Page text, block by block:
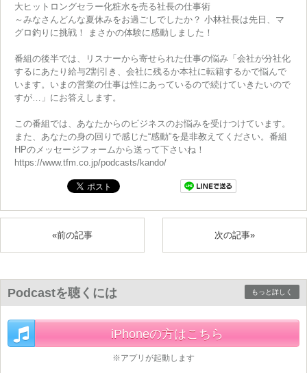
大ヒットロングセラー化粧水を売る社長の仕事術
～みなさんどんな夏休みをお過ごしでしたか？ 小林社長は先日、マ
グロ釣りに挑戦！ まさかの体験に感動しました！
番組の後半では、リスナーから寄せられた仕事の悩み「会社が分社化
するにあたり給与2割引き、会社に残るか本社に転籍するかで悩んで
います。いまの営業の仕事は性にあっているので続けていきたいので
すが…」にお答えします。
この番組では、あなたからのビジネスのお悩みを受けつけています。
また、あなたの身の回りで感じた“感動”を是非教えてください。番組
HPのメッセージフォームから送って下さいね！
https://www.tfm.co.jp/podcasts/kando/
«前の記事 次の記事»
Podcastを聴くには もっと詳しく
iPhoneの方はこちら
※アプリが起動します